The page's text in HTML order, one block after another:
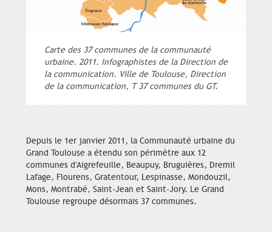
Carte des 37 communes de la communauté
urbaine. 2011. Infographistes de la Direction de
la communication. Ville de Toulouse, Direction
de la communication, T 37 communes du GT.
Depuis le 1er janvier 2011, la Communauté urbaine du
Grand Toulouse a étendu son périmètre aux 12
communes d'Aigrefeuille, Beaupuy, Bruguières, Dremil
Lafage, Flourens, Gratentour, Lespinasse, Mondouzil,
Mons, Montrabé, Saint-Jean et Saint-Jory. Le Grand
Toulouse regroupe désormais 37 communes.